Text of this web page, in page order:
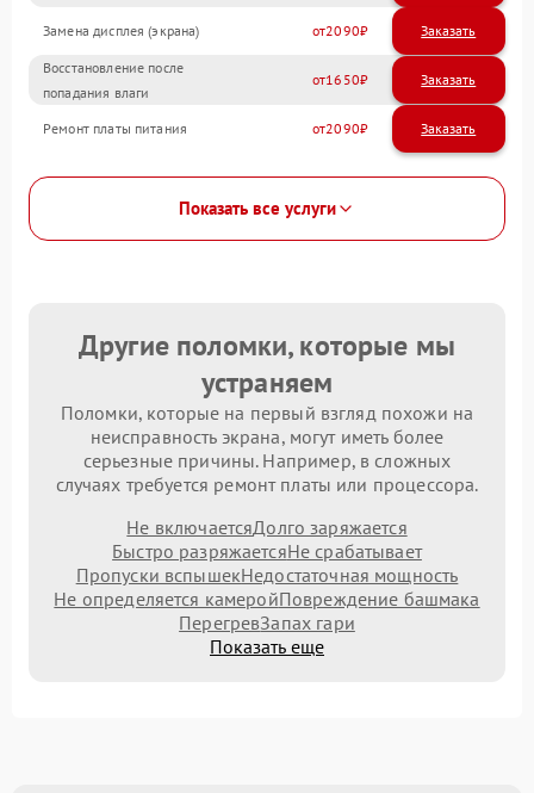
Замена дисплея (экрана) 2090
Восстановление после
попадания влаги
1650
Ремонт платы питания 2090
Показать все услуги
Другие поломки, которые мы
устраняем
Поломки, которые на первый взгляд похожи на
неисправность экрана, могут иметь более
серьезные причины. Например, в сложных
случаях требуется ремонт платы или процессора.
Не включаетсяДолго заряжается
Быстро разряжаетсяНе срабатывает
Пропуски вспышекНедостаточная мощность
Не определяется камеройПовреждение башмака
ПерегревЗапах гари
Показать еще